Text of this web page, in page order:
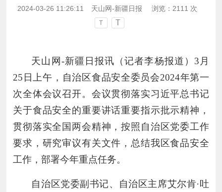
2024-03-26 11:26:11 天山网-新疆日报 浏览： 2111 次
T T
天山网-新疆日报讯（记者李杨报道）3月
25日上午，自治区食品安全委员会2024年第一
次全体会议召开。会议贯彻落实习近平总书记
关于食品安全的重要讲话重要指示批示精神，
贯彻落实全国两会精神，按照自治区党委工作
要求，研究审议有关文件，总结我区食品安全
工作，部署今年重点任务。
自治区党委副书记、自治区主席艾尔肯·吐